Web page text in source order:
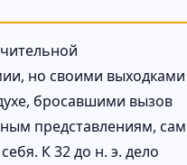
но своими выходками
бросавшими вызов
представлениям, сам
К 32 до н. э. дело